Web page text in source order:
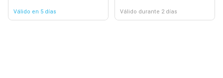
Válido en 5 días Válido durante 2 días